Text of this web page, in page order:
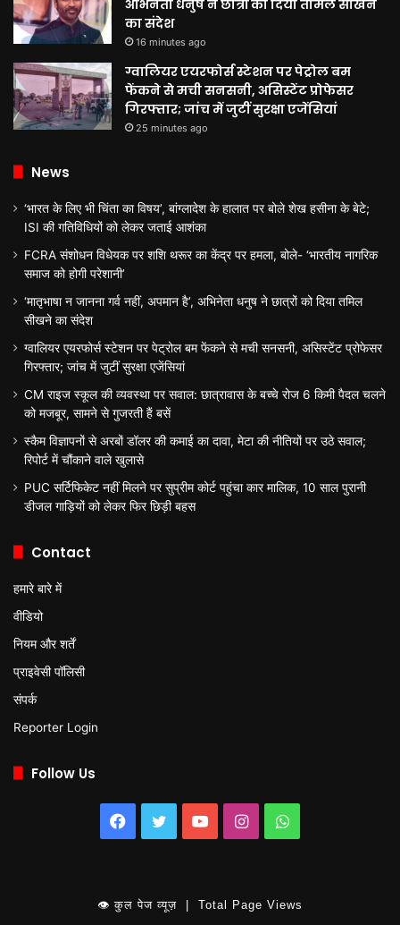
अभिनेता धनुष ने छात्रों को दिया तमिल सीखने
का संदेश
16 minutes ago
ग्वालियर एयरफोर्स स्टेशन पर पेट्रोल बम
फेंकने से मची सनसनी, असिस्टेंट प्रोफेसर
गिरफ्तार; जांच में जुटीं सुरक्षा एजेंसियां
25 minutes ago
News
‘भारत के लिए भी चिंता का विषय’, बांग्लादेश के हालात पर बोले शेख हसीना के बेटे;
ISI की गतिविधियों को लेकर जताई आशंका
FCRA संशोधन विधेयक पर शशि थरूर का केंद्र पर हमला, बोले- ‘भारतीय नागरिक
समाज को होगी परेशानी’
‘मातृभाषा न जानना गर्व नहीं, अपमान है’, अभिनेता धनुष ने छात्रों को दिया तमिल
सीखने का संदेश
ग्वालियर एयरफोर्स स्टेशन पर पेट्रोल बम फेंकने से मची सनसनी, असिस्टेंट प्रोफेसर
गिरफ्तार; जांच में जुटीं सुरक्षा एजेंसियां
CM राइज स्कूल की व्यवस्था पर सवाल: छात्रावास के बच्चे रोज 6 किमी पैदल चलने
को मजबूर, सामने से गुजरती हैं बसें
स्कैम विज्ञापनों से अरबों डॉलर की कमाई का दावा, मेटा की नीतियों पर उठे सवाल;
रिपोर्ट में चौंकाने वाले खुलासे
PUC सर्टिफिकेट नहीं मिलने पर सुप्रीम कोर्ट पहुंचा कार मालिक, 10 साल पुरानी
डीजल गाड़ियों को लेकर फिर छिड़ी बहस
Contact
हमारे बारे में
वीडियो
नियम और शर्तें
प्राइवेसी पॉलिसी
संपर्क
Reporter Login
Follow Us
Facebook
TwitterYouTubeInstagramWhatsApp
👁 कुल पेज व्यूज़ | Total Page Views